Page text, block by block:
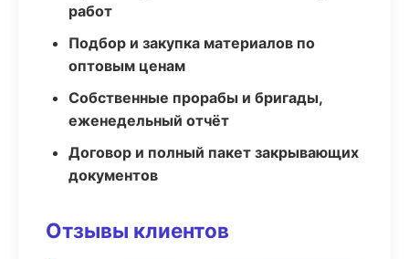
работ
Подбор и закупка материалов по
оптовым ценам
Собственные прорабы и бригады,
еженедельный отчёт
Договор и полный пакет закрывающих
документов
Отзывы клиентов